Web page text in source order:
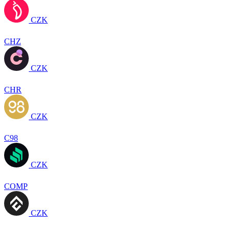
CZK
CHZ
CZK
CHR
CZK
C98
CZK
COMP
CZK